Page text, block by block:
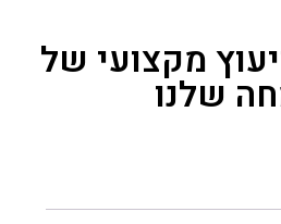
מקצועי של
שלנו